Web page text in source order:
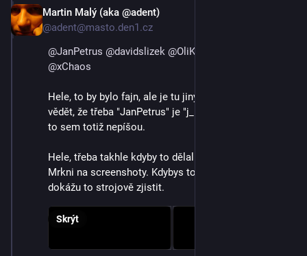
Martin Malý (aka @adent)
@adent@masto.den1.cz
@JanPetrus @davidslizek @OliKockova
@xChaos
Hele, to by bylo fajn, ale je tu jiný problém: jak mám
vědět, že třeba "JanPetrus" je "j_machinegun"? Lidi si
to sem totiž nepíšou.
Hele, třeba takhle kdyby to dělali, jako to mám já.
Mrkni na screenshoty. Kdybys to doplnil do "odkazů",
dokážu to strojově zjistit.
Skrýt